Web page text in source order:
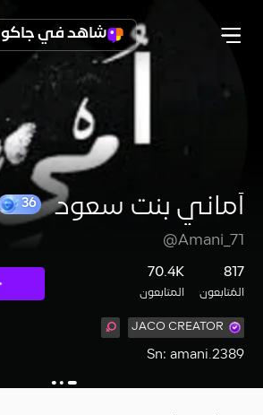
شاهد في جاكو
أماني بنت سعود
@Amani_71
817
المُتابعون
70.4K
المتابعون
JACO CREATOR
Sn: amani.2389